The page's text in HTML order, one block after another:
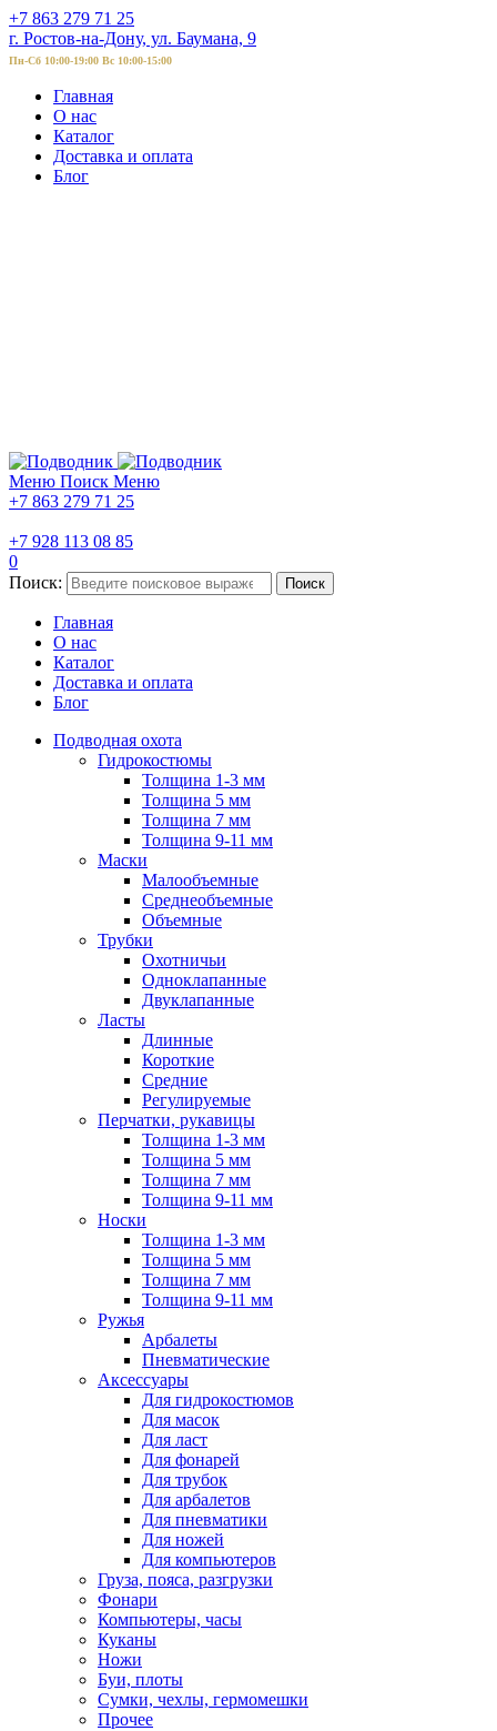
+7 863 279 71 25
г. Ростов-на-Дону, ул. Баумана, 9
Пн-Сб 10:00-19:00 Вс 10:00-15:00
Главная
О нас
Каталог
Доставка и оплата
Блог
Меню Поиск Меню
+7 863 279 71 25
+7 928 113 08 85
0
Поиск:
Поиск
Главная
О нас
Каталог
Доставка и оплата
Блог
Подводная охота
Гидрокостюмы
Толщина 1-3 мм
Толщина 5 мм
Толщина 7 мм
Толщина 9-11 мм
Маски
Малообъемные
Среднеобъемные
Объемные
Трубки
Охотничьи
Одноклапанные
Двуклапанные
Ласты
Длинные
Короткие
Средние
Регулируемые
Перчатки, рукавицы
Толщина 1-3 мм
Толщина 5 мм
Толщина 7 мм
Толщина 9-11 мм
Носки
Толщина 1-3 мм
Толщина 5 мм
Толщина 7 мм
Толщина 9-11 мм
Ружья
Арбалеты
Пневматические
Аксессуары
Для гидрокостюмов
Для масок
Для ласт
Для фонарей
Для трубок
Для арбалетов
Для пневматики
Для ножей
Для компьютеров
Груза, пояса, разгрузки
Фонари
Компьютеры, часы
Куканы
Ножи
Буи, плоты
Сумки, чехлы, гермомешки
Прочее